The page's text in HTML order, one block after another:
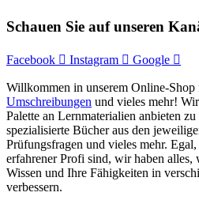
Schauen Sie auf unseren
Facebook Instagram Google
Willkommen in unserem Online-
Umschreibungen und vieles mehr!
Palette an Lernmaterialien anbieten
spezialisierte Bücher aus den
Prüfungsfragen und vieles mehr.
erfahrener Profi sind, wir haben alles,
Wissen und Ihre Fähigkeiten in
verbessern.